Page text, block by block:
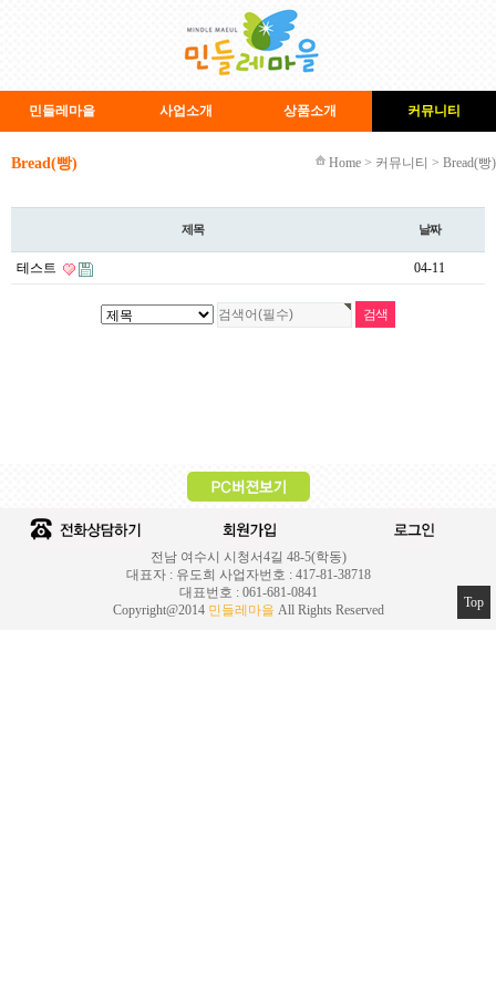
민들레마을 사업소개 상품소개 커뮤니티
Bread(빵) Home > 커뮤니티 > Bread(빵)
제목 날짜
테스트 04-11
전남 여수시 시청서4길 48-5(학동)
대표자 : 유도희 사업자번호 : 417-81-38718
대표번호 : 061-681-0841
Copyright@2014 민들레마을 All Rights Reserved Top